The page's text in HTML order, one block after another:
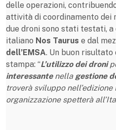
delle operazioni,
attività di coordinamento dei
due droni sono stati testati, a
italiano Nos Taurus e dal
dell’EMSA. Un buon
stampa: “L’utilizzo dei droni
interessantenella gestione
troverà sviluppo
organizzazione spetterà